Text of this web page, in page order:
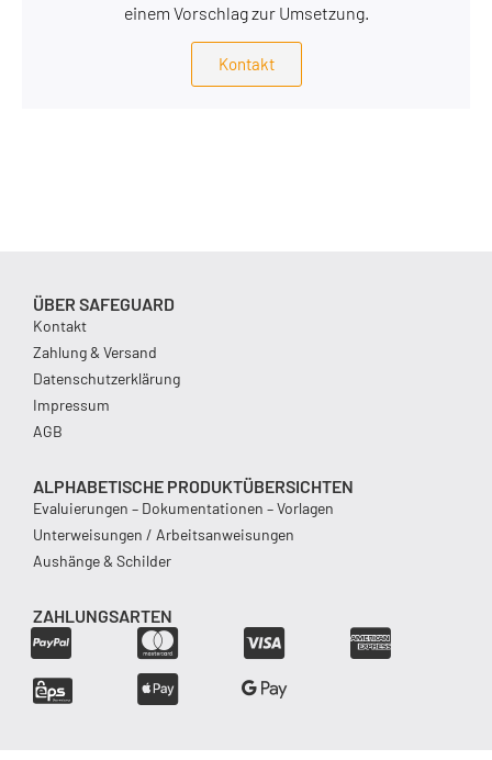
einem Vorschlag zur Umsetzung.
Kontakt
ÜBER SAFEGUARD
Kontakt
Zahlung & Versand
Datenschutzerklärung
Impressum
AGB
ALPHABETISCHE PRODUKTÜBERSICHTEN
Evaluierungen – Dokumentationen – Vorlagen
Unterweisungen / Arbeitsanweisungen
Aushänge & Schilder
ZAHLUNGSARTEN